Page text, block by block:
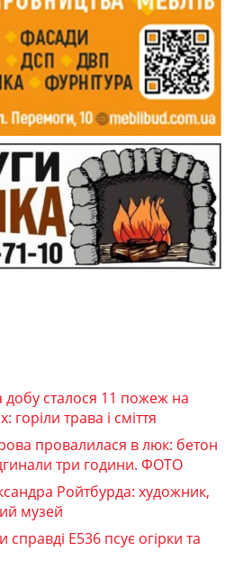
сталося 11 пожеж на
горіли трава і сміття
провалилася в люк: бетон
три години. ФОТО
Ройтбурда: художник,
музей
справді Е536 псує огірки та